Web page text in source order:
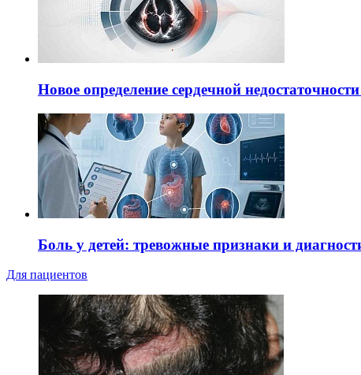
Новое определение сердечной
Боль у детей: тревожные признаки и
Для пациентов